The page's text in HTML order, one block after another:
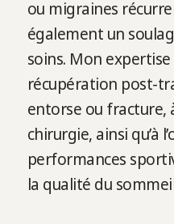
ou migraines
également un
soins. Mon expertise
récupération post-
entorse ou fracture,
chirurgie, ainsi qu’à
performances
la qualité du